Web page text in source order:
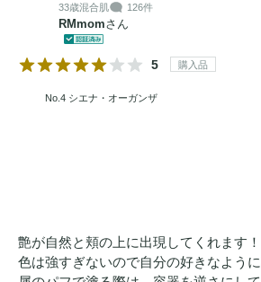
33歳混合肌 126件
RMmomさん
5 購入品
No.4 シエナ・オーガンザ
艶が自然と頬の上に出現してくれます
色は強すぎないので自分の好きなよう